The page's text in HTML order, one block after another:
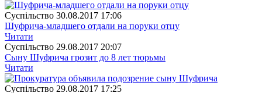
Суспiльство 30.08.2017 17:06
Шуфрича-младшего отдали на поруки отцу
Читати
Суспiльство 29.08.2017 20:07
Сыну Шуфрича грозит до 8 лет тюрьмы
Читати
Суспiльство 29.08.2017 17:25